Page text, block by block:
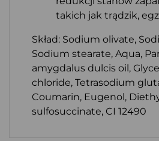
takich jak trądzik,
Skład: Sodium olivate,
Sodium stearate, Aqua,
amygdalus dulcis oil,
chloride, Tetrasodium
Coumarin, Eugenol,
sulfosuccinate, CI 12490